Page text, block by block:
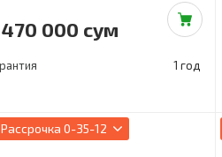
000 сум
1 год
Рассрочка 0-35-12